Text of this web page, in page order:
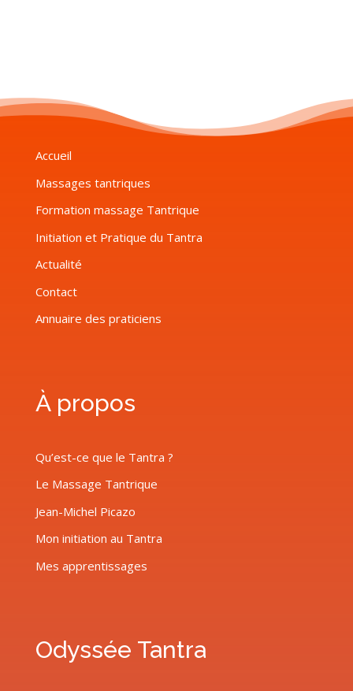
Accueil
Massages tantriques
Formation massage Tantrique
Initiation et Pratique du Tantra
Actualité
Contact
Annuaire des praticiens
À propos
Qu’est-ce que le Tantra ?
Le Massage Tantrique
Jean-Michel Picazo
Mon initiation au Tantra
Mes apprentissages
Odyssée Tantra